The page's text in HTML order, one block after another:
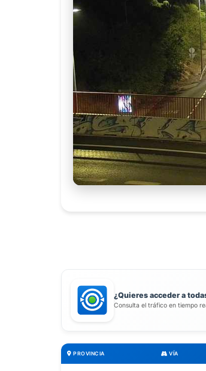
¿Quieres acceder a
Consulta el tráfico en tiempo
PROVINCIA VÍA